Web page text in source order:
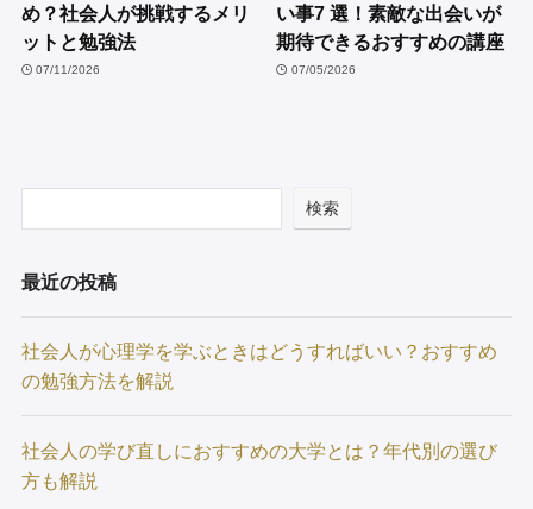
め？社会人が挑戦するメリ
ットと勉強法
07/11/2026
い事7 選！素敵な出会いが
期待できるおすすめの講座
07/05/2026
検索
最近の投稿
社会人が心理学を学ぶときはどうすればいい？おすすめ
の勉強方法を解説
社会人の学び直しにおすすめの大学とは？年代別の選び
方も解説